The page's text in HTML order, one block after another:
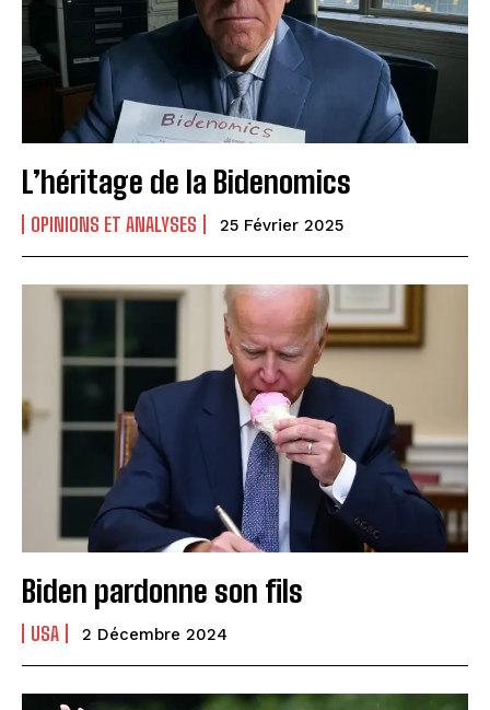
L’héritage de la Bidenomics
OPINIONS ET ANALYSES 25 Février 2025
Biden pardonne son fils
USA 2 Décembre 2024